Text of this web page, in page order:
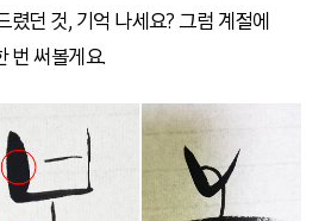
렸던 것, 기억 나세요? 그럼 계절에
번 써볼게요.